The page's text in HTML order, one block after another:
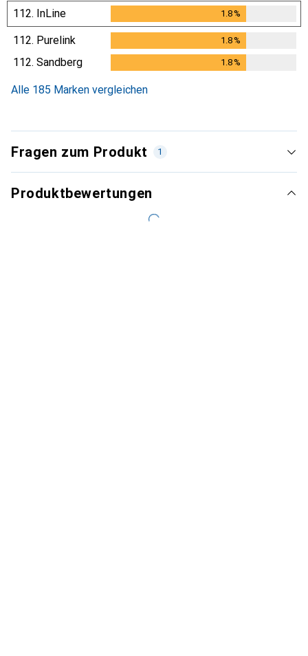
112. InLine 1.8%
112. Purelink 1.8%
112. Sandberg 1.8%
Alle 185 Marken vergleichen
Fragen zum Produkt 1
Produktbewertungen